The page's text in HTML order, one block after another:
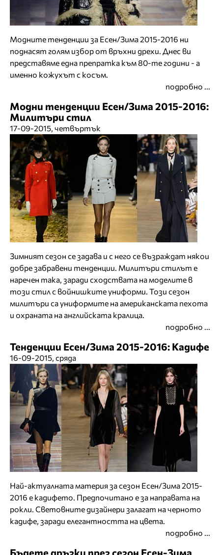
Модните тенденции за Есен/Зима 2015-2016 ни
поднасят голям избор от връхни дрехи. Днес ви
представяме една препратка към 80-те години - а
именно кожухът с косъм.
подробно ...
Модни тенденции Есен/Зима 2015-2016:
Милитъри стил
17-09-2015, четвъртък
Зимният сезон се задава и с него се възраждат някои
добре забравени тенденции. Милитъри стилът е
наречен така, заради сходствата на моделите в
този стил с войнишките униформи. Този сезон
милитъри са униформите на американската пехота
и охраната на английската кралица.
подробно ...
Тенденции Есен/Зима 2015-2016: Кадифе
16-09-2015, сряда
Най-актуалната материя за сезон Есен/Зима 2015-
2016 е кадифето. Предпочитано е за направата на
рокли. Световните дизайнери залагат на черното
кадифе, заради елегантността на цвета.
подробно ...
Бъдете дръзки през сезон Есен-Зима